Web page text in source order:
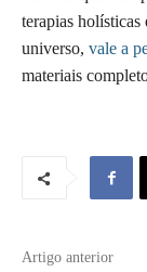
terapias
universo, vale a
materiais
Artigo anterior